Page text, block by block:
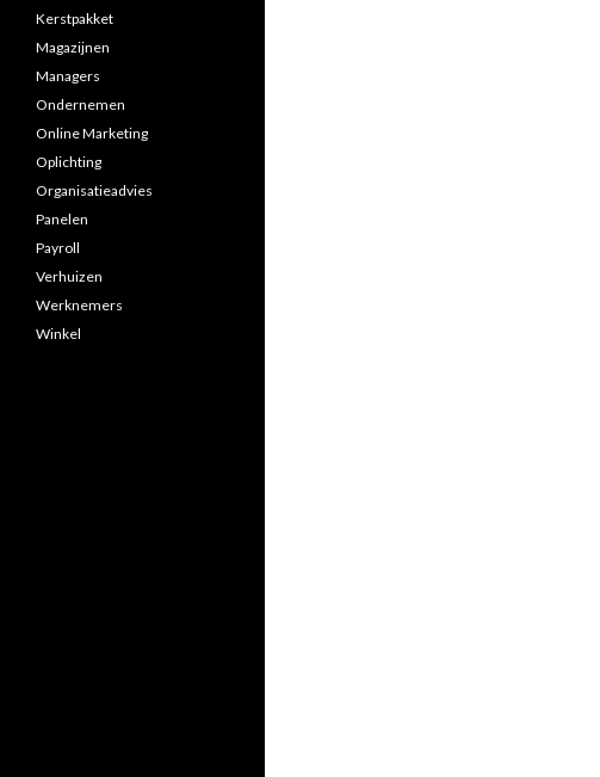
Kerstpakket
Magazijnen
Managers
Ondernemen
Online Marketing
Oplichting
Organisatieadvies
Panelen
Payroll
Verhuizen
Werknemers
Winkel